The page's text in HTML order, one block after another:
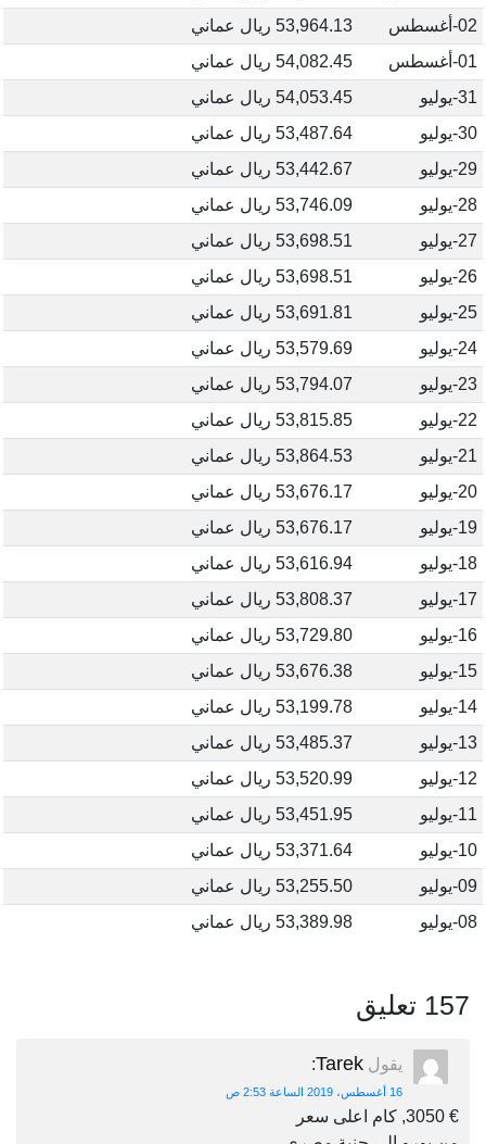
02-أغسطس
53,964.13 ريال عماني
01-أغسطس
54,082.45 ريال عماني
31-يوليو
54,053.45 ريال عماني
30-يوليو
53,487.64 ريال عماني
29-يوليو
53,442.67 ريال عماني
28-يوليو
53,746.09 ريال عماني
27-يوليو
53,698.51 ريال عماني
26-يوليو
53,698.51 ريال عماني
25-يوليو
53,691.81 ريال عماني
24-يوليو
53,579.69 ريال عماني
23-يوليو
53,794.07 ريال عماني
22-يوليو
53,815.85 ريال عماني
21-يوليو
53,864.53 ريال عماني
20-يوليو
53,676.17 ريال عماني
19-يوليو
53,676.17 ريال عماني
18-يوليو
53,616.94 ريال عماني
17-يوليو
53,808.37 ريال عماني
16-يوليو
53,729.80 ريال عماني
15-يوليو
53,676.38 ريال عماني
14-يوليو
53,199.78 ريال عماني
13-يوليو
53,485.37 ريال عماني
12-يوليو
53,520.99 ريال عماني
11-يوليو
53,451.95 ريال عماني
10-يوليو
53,371.64 ريال عماني
09-يوليو
53,255.50 ريال عماني
08-يوليو
53,389.98 ريال عماني
157 تعليق
يقول Tarek
:
16 أغسطس، 2019 الساعة 2:53 ص
€ 3050, كام اعلى سعر